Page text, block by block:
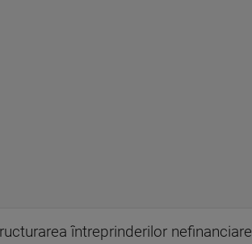
întreprinderilor nefinanciare